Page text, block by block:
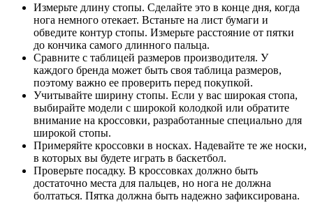
Измерьте длину стопы. Сделайте это в конце дня, когда
нога немного отекает. Встаньте на лист бумаги и
обведите контур стопы. Измерьте расстояние от пятки
до кончика самого длинного пальца.
Сравните с таблицей размеров производителя. У
каждого бренда может быть своя таблица размеров,
поэтому важно ее проверить перед покупкой.
Учитывайте ширину стопы. Если у вас широкая стопа,
выбирайте модели с широкой колодкой или обратите
внимание на кроссовки, разработанные специально для
широкой стопы.
Примеряйте кроссовки в носках. Надевайте те же носки,
в которых вы будете играть в баскетбол.
Проверьте посадку. В кроссовках должно быть
достаточно места для пальцев, но нога не должна
болтаться. Пятка должна быть надежно зафиксирована.